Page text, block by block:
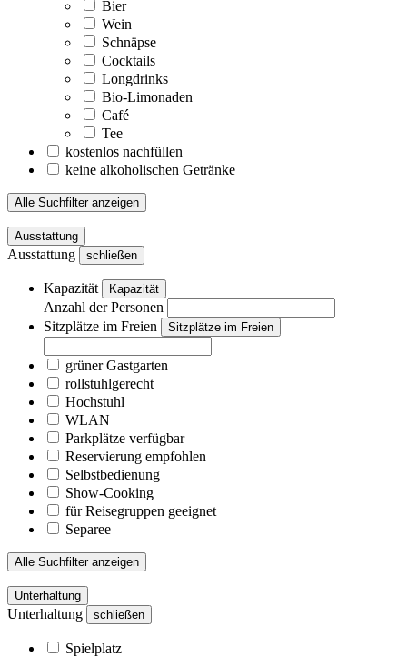
Bier
Wein
Schnäpse
Cocktails
Longdrinks
Bio-Limonaden
Café
Tee
kostenlos nachfüllen
keine alkoholischen Getränke
Alle Suchfilter anzeigen
Ausstattung
Ausstattung schließen
Kapazität Kapazität
Anzahl der Personen
Sitzplätze im Freien
Sitzplätze im Freien
grüner Gastgarten
rollstuhlgerecht
Hochstuhl
WLAN
Parkplätze verfügbar
Reservierung empfohlen
Selbstbedienung
Show-Cooking
für Reisegruppen geeignet
Separee
Alle Suchfilter anzeigen
Unterhaltung
Unterhaltung schließen
Spielplatz